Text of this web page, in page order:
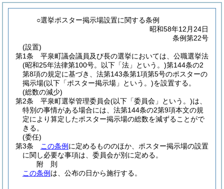
○選挙ポスター掲示場設置に関する条例
昭和58年12月24日
条例第22号
(設置)
第1条
平泉町議会議員及び長の選挙においては、公職選挙法
(昭和25年法律第100号。以下「法」という。)第144条の2
第8項の規定に基づき、法第143条第1項第5号のポスターの
掲示場(以下「ポスター掲示場」という。)を設置する。
(総数の減少)
第2条
平泉町選挙管理委員会(以下「委員会」という。)は、
特別の事情がある場合には、法第144条の2第9項本文の規
定により算定したポスター掲示場の総数を減ずることがで
きる。
(委任)
第3条
この条例 に定めるもののほか、ポスター掲示場の設置
に関し必要な事項は、委員会が別に定める。
附 則
この条例 は、公布の日から施行する。